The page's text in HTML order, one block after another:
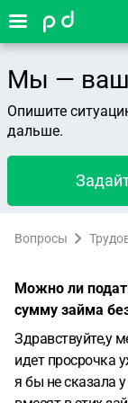
Мы — ваш
Опишите
дальше.
Вопросы
Можно ли
сумму займа
Здравствуйте,у
идет просрочка
я бы не сказала